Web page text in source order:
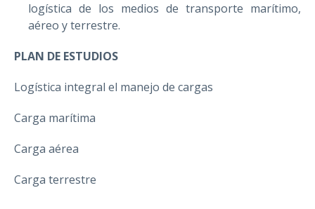
logística de los medios de transporte marítimo,
aéreo y terrestre.
PLAN DE ESTUDIOS
Logística integral el manejo de cargas
Carga marítima
Carga aérea
Carga terrestre